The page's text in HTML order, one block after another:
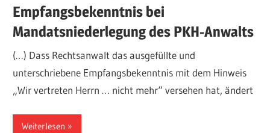
Empfangsbekenntnis bei
Mandatsniederlegung des PKH-Anwalts
(…) Dass Rechtsanwalt das ausgefüllte und
unterschriebene Empfangsbekenntnis mit dem Hinweis
„Wir vertreten Herrn … nicht mehr“ versehen hat, ändert
Weiterlesen